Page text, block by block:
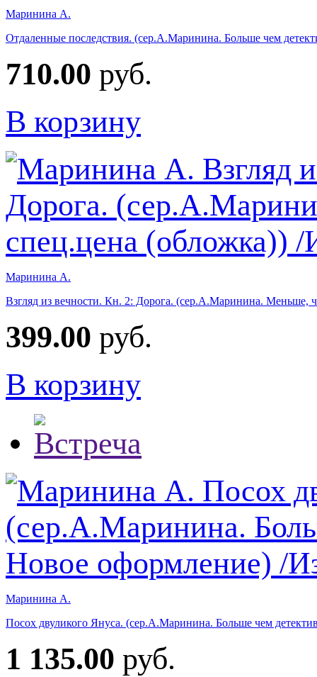
Маринина А.
Отдаленные последствия. (сер.А.Маринина. Больше чем
710.00 руб.
В корзину
Маринина А.
Взгляд из вечности. Кн. 2: Дорога. (сер.А.Маринина. Меньше,
399.00 руб.
В корзину
Маринина А.
Посох двуликого Януса. (сер.А.Маринина. Больше чем
1 135.00 руб.